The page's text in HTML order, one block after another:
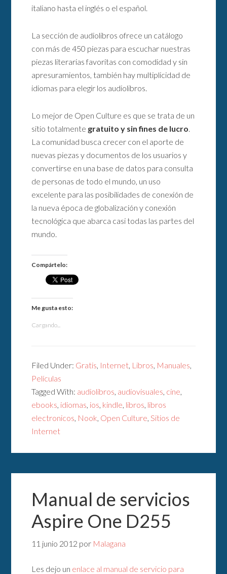
italiano hasta el inglés o el español.
La sección de audiolibros ofrece un catálogo
con más de 450 piezas para escuchar nuestras
piezas literarias favoritas con comodidad y sin
apresuramientos, también hay multiplicidad de
idiomas para elegir los audiolibros.
Lo mejor de Open Culture es que se trata de un
sitio totalmente gratuito y sin fines de lucro
La comunidad busca crecer con el aporte de
nuevas piezas y documentos de los usuarios y
convertirse en una base de datos para consulta
de personas de todo el mundo, un uso
excelente para las posibilidades de conexión de
la nueva época de globalización y conexión
tecnológica que abarca casi todas las partes del
mundo.
Compártelo:
Me gusta esto:
Cargando...
Filed Under: Gratis Internet Libros Manuales
Películas
Tagged With: audiolibros audiovisuales cine
ebooks idiomas ios kindle libros libros
electronicos Nook Open Culture Sitios de
Internet
Manual de servicios
Aspire One D255
11 junio 2012 por Malagana
Les dejo un enlace al manual de servicio para